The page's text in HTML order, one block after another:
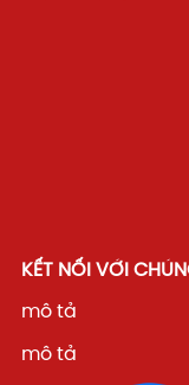
KẾT NỐI VỚI
mô tả
mô tả